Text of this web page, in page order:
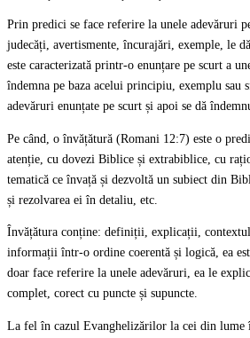
Prin predici se face referire la unele adevăruri
judecăți, avertismente, încurajări, exemple, le
este caracterizată printr-o enunțare pe scurt a
îndemna pe baza acelui principiu, exemplu sau
adevăruri enunțate pe scurt și apoi se dă
Pe când, o învățătură (Romani 12:7) este o
atenție, cu dovezi Biblice și extrabiblice, cu
tematică ce învață și dezvoltă un subiect din
și rezolvarea ei în detaliu, etc.
Învățătura conține: definiții, explicații,
informații într-o ordine coerentă și logică, ea
doar face referire la unele adevăruri, ea le
complet, corect cu puncte și supuncte.
La fel în cazul Evanghelizărilor la cei din lume